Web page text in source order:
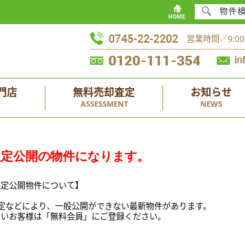
営業時間／
店 無料売却査定
ASSESSMENT
お知らせ
NEWS
公開の物件になります。
定公開物件について】
どにより、一般公開ができない最新物件があります。
お客様は「無料会員」にご登録ください。
物件